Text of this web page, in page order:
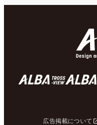
広告掲載について